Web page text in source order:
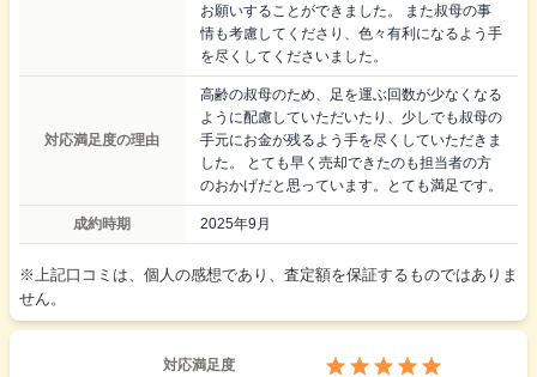
お願いすることができました。 また叔母の事
情も考慮してくださり、色々有利になるよう手
を尽くしてくださいました。
対応満足度の理由
高齢の叔母のため、足を運ぶ回数が少なくなる
ように配慮していただいたり、少しでも叔母の
手元にお金が残るよう手を尽くしていただきま
した。 とても早く売却できたのも担当者の方
のおかげだと思っています。とても満足です。
成約時期 2025年9月
※上記口コミは、個人の感想であり、査定額を保証するものではありま
せん。
対応満足度